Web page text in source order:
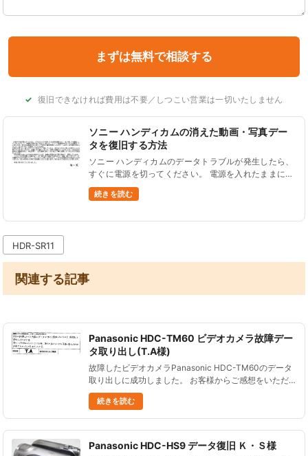
復旧できなければ費用は不要／しつこい営業は一切いたしません
ソニー ハンディカムの消えた動画・写真デー
タを復旧する方法
ソニー ハンディカムのデータトラブルが発生したら、
すぐに電源を切ってください。 電源を入れたままにし
ていると、内蔵データが上書きされてしまってデータ
の復旧率が低下する可能性があります。 電源を切って
続きを読む
HDR-SR11
関連する記事
Panasonic HDC-TM60 ビデオカメラ故障デー
タ取り出し(T.A様)
故障したビデオカメラPanasonic HDC-TM60のデータ
取り出しに成功しました。 お客様からご感想をいただ
きましたので、ご紹介します。 自分の記憶していた内
容のデータがすべて復旧していたので、依頼して本当に
よかっ......
続きを読む
Panasonic HDC-HS9 データ復旧 Ｋ・Ｓ様